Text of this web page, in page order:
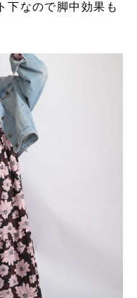
下なので脚中効果も